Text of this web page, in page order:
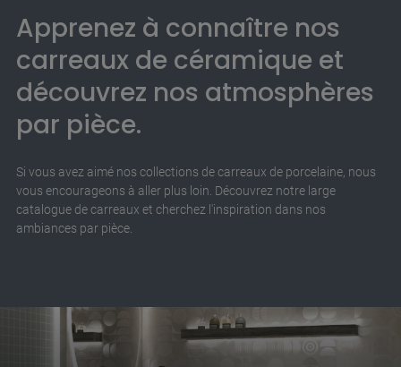
Apprenez à connaître nos
carreaux de céramique et
découvrez nos atmosphères
par pièce.
Si vous avez aimé nos collections de carreaux de porcelaine, nous
vous encourageons à aller plus loin. Découvrez notre large
catalogue de carreaux et cherchez l'inspiration dans nos
ambiances par pièce.